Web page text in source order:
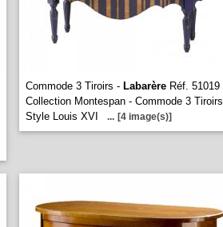
Commode 3 Tiroirs - Labarère Réf. 51019
Collection Montespan - Commode 3 Tiroirs
Style Louis XVI
... [4 image(s)]